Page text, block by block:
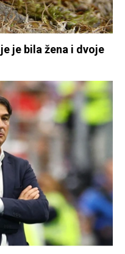
je bila žena i dvoje